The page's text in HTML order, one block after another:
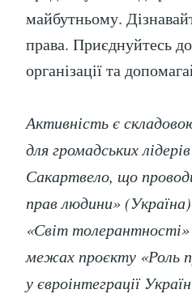
майбутньому.
права. Приєднуйтесь
організації та
Активність є
для громадських
Сакартвело, що
прав людини»
«Світ
межах проєкту «Роль
у євроінтеграції